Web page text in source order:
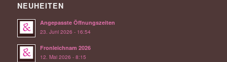
NEUHEITEN
Angepasste Öffnungszeiten
23. Juni 2026 - 16:54
Fronleichnam 2026
12. Mai 2026 - 8:15